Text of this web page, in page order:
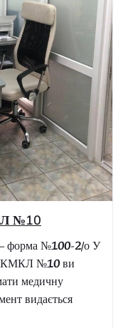
КМКЛ №10 —
здоров’я КМКЛ
психологічну
і безпечному
—...